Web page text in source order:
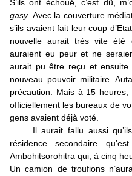
S’ils ont échoué, c’est dû,
gasy. Avec la couverture
s’ils avaient fait leur coup
nouvelle aurait très vite été
auraient eu peur et ne
aurait pu être reçu et
nouveau pouvoir militaire.
précaution. Mais à 15
officiellement les bureaux de
gens avaient déjà voté.
Il aurait fallu aussi
résidence secondaire
Ambohitsorohitra qui, à cinq
Un camion de troufions